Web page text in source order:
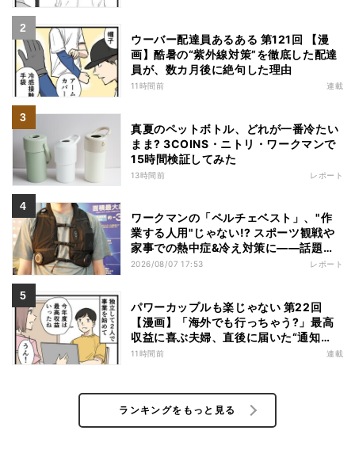
ウーバー配達員あるある 第121回 【漫
画】酷暑の“紫外線対策”を徹底した配達
員が、数カ月後に絶句した理由
11時間前 連載
真夏のペットボトル、どれが一番冷たい
まま? 3COINS・ニトリ・ワークマンで
15時間検証してみた
13時間前 レポート
ワークマンの「ペルチェベスト」、"作
業する人用"じゃない!? スポーツ観戦や
家事での熱中症&冷え対策に――話題の
商品を徹底検証
2026/08/07 17:53 レポート
パワーカップルも楽じゃない 第22回
【漫画】「海外でも行っちゃう?」最高
収益に喜ぶ夫婦、直後に届いた“通知
書”で現実に戻された
11時間前 連載
ランキングをもっと見る